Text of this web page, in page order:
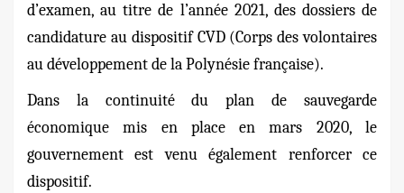
d’examen, au titre de l’année 2021, des dossiers de
candidature au dispositif CVD (Corps des volontaires
au développement de la Polynésie française).
Dans la continuité du plan de sauvegarde
économique mis en place en mars 2020, le
gouvernement est venu également renforcer ce
dispositif.